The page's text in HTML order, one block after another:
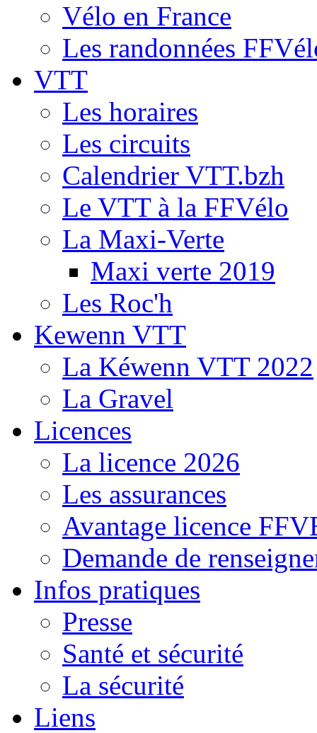
Vélo en France
Les randonnées
VTT
Les horaires
Les circuits
Calendrier VTT.bzh
Le VTT à la FFVélo
La Maxi-Verte
Maxi verte 2019
Les Roc'h
Kewenn VTT
La Kéwenn VTT 2022
La Gravel
Licences
La licence 2026
Les assurances
Avantage licence
Demande de
Infos pratiques
Presse
Santé et sécurité
La sécurité
Liens